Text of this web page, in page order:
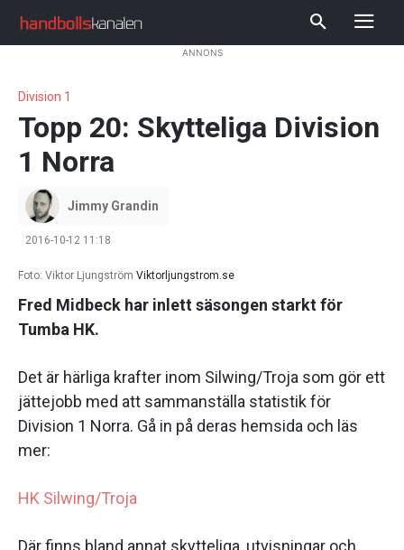
ANNONS
Division 1
Topp 20: Skytteliga Division
1 Norra
Jimmy Grandin
2016-10-12 11:18
Foto: Viktor Ljungström Viktorljungstrom.se
Fred Midbeck har inlett säsongen starkt för
Tumba HK.
Det är härliga krafter inom Silwing/Troja som gör ett
jättejobb med att sammanställa statistik för
Division 1 Norra. Gå in på deras hemsida och läs
mer:
HK Silwing/Troja
Där finns bland annat skytteliga, utvisningar och